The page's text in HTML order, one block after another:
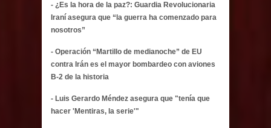
- ¿Es la hora de la paz?: Guardia Revolucionaria
Iraní asegura que “la guerra ha comenzado para
nosotros”
- Operación “Martillo de medianoche” de EU
contra Irán es el mayor bombardeo con aviones
B-2 de la historia
- Luis Gerardo Méndez asegura que "tenía que
hacer 'Mentiras, la serie'"